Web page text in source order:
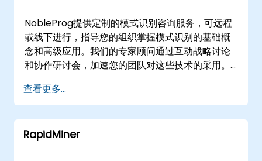
NobleProg提供定制的模式识别咨询服务，可远程
或线下进行，指导您的组织掌握模式识别的基础概
念和高级应用。我们的专家顾问通过互动战略讨论
和协作研讨会，加速您的团队对这些技术的采用。
行，使您的团队能够从任何地方有效协作。对于线
下咨询，我们的顾问可以直接在的客户设施或我们
在的专用企业中心工作，为深入分析和解决方案设
计提供定制环境。 NobleProg -- 您的本地咨询合
查看更多...
RapidMiner